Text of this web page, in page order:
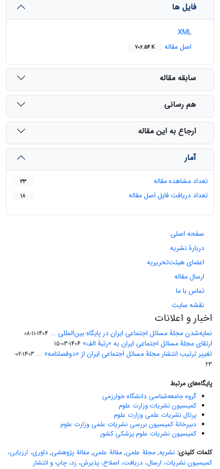
فایل ها
XML
اصل مقاله
706.54 K
سابقه مقاله
هم رسانی
ارجاع به این مقاله
آمار
تعداد مشاهده مقاله 33
تعداد دریافت فایل اصل مقاله 18
صفحه اصلی
دربارۀ نشریه
اعضای هیئت‌تحریریه
ارسال مقاله
تماس با ما
نقشه سایت
اخبار و اعلانات
نمایه‌شدن مجلۀ مسائل اجتماعی ایران در پایگاه بین‌المللی ... 1404-11-08
ارتقای مجلۀ مسائل اجتماعی ایران به «رتبۀ الف» 1404-03-15
تغییر ترتیب انتشار مجلۀ مسائل اجتماعی ایران از «دوفصلنامه» ...
1403-02-
23
پایگاه‌های مرتبط
گروه جامعه‌شناسی دانشگاه خوارزمی
کمیسیون نشریات وزارت علوم
پرتال نشریات علمی وزارت علوم
دبیرخانۀ کمیسیون بررسی نشریات علمی وزارت علوم
کمیسیون نشریات علوم پزشکی کشور
کلمات کلیدی: نشریه,مجلۀ علمی,مقالۀ علمی,مقالۀ پژوهشی, داوری، ارزیابی،
کمیسیون نشریات، ارسال، دریافت، اصلاح، پذیرش، رَد، چاپ و انتشار